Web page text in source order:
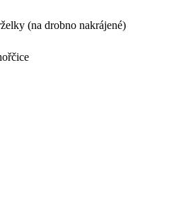
(na drobno nakrájené)